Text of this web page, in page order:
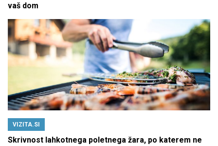
vaš dom
VIZITA.SI
Skrivnost lahkotnega poletnega žara, po katerem ne